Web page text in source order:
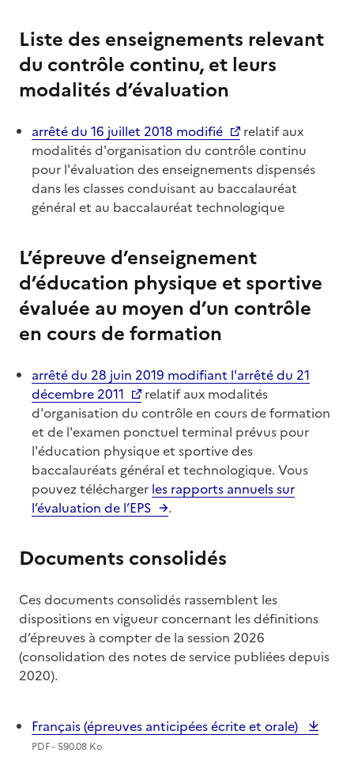
Liste des enseignements relevant
du contrôle continu, et leurs
modalités d’évaluation
arrêté du 16 juillet 2018 modifié
relatif aux
modalités d'organisation du contrôle continu
pour l'évaluation des enseignements dispensés
dans les classes conduisant au baccalauréat
général et au baccalauréat technologique
L’épreuve d’enseignement
d’éducation physique et sportive
évaluée au moyen d’un contrôle
en cours de formation
arrêté du 28 juin 2019 modifiant l'arrêté du 21
décembre 2011
relatif aux modalités
d'organisation du contrôle en cours de formation
et de l'examen ponctuel terminal prévus pour
l'éducation physique et sportive des
baccalauréats général et technologique. Vous
pouvez télécharger les rapports annuels sur
l’évaluation de l’EPS
.
Documents consolidés
Ces documents consolidés rassemblent les
dispositions en vigueur concernant les définitions
d’épreuves à compter de la session 2026
(consolidation des notes de service publiées depuis
2020).
Français (épreuves anticipées écrite et orale)
PDF - 590.08 Ko